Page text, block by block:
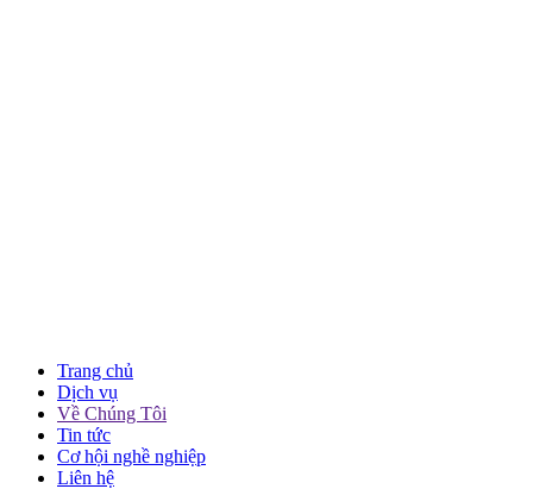
Trang chủ
Dịch vụ
Về Chúng Tôi
Tin tức
Cơ hội nghề nghiệp
Liên hệ